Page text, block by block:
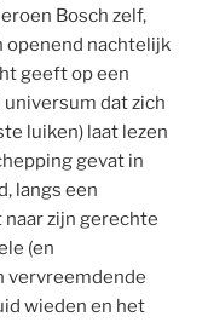
Bosch zelf,
openend nachtelijk
geeft op een
dat zich
luiken) laat lezen
gevat in
langs een
zijn gerechte
(en
vervreemdende
wieden en het